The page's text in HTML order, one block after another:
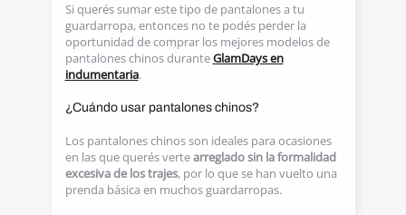
Si querés sumar este tipo de pantalones a tu
guardarropa, entonces no te podés perder la
oportunidad de comprar los mejores modelos de
pantalones chinos duranteGlamDays en
indumentaria.
¿Cuándo usar pantalones chinos?
Los pantalones chinos son ideales para ocasiones
en las que querés vertearreglado sin la formalidad
excesiva de los trajes, por lo que se han vuelto una
prenda básica en muchos guardarropas.